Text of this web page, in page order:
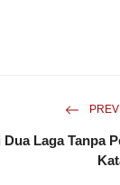
Laga Tanpa